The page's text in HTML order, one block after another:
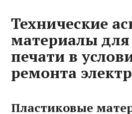
Технические
материалы для
печати в
ремонта
Пластиковые